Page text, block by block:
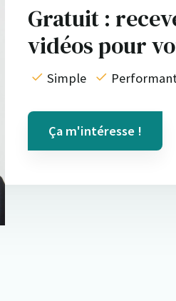
Gratuit :
vidéos pour
Simple
Ça m'intéresse !